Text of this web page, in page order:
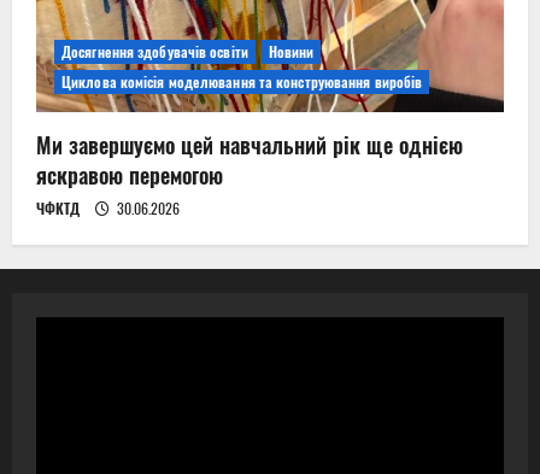
Досягнення здобувачів освіти
Новини
Циклова комісія моделювання та конструювання виробів
Ми завершуємо цей навчальний рік ще однією
яскравою перемогою
ЧФКТД 30.06.2026